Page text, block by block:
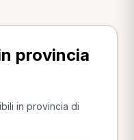
provincia
in provincia di